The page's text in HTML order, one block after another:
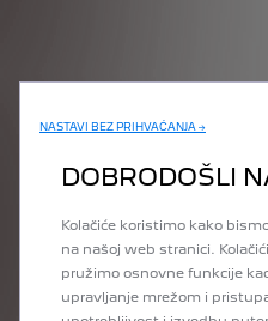
NASTAVI BEZ PRIHVAĆANJA →
DOBRODOŠLI
Kolačiće koristimo kako
na našoj web stranici.
pružimo osnovne funkcije
upravljanje mrežom i